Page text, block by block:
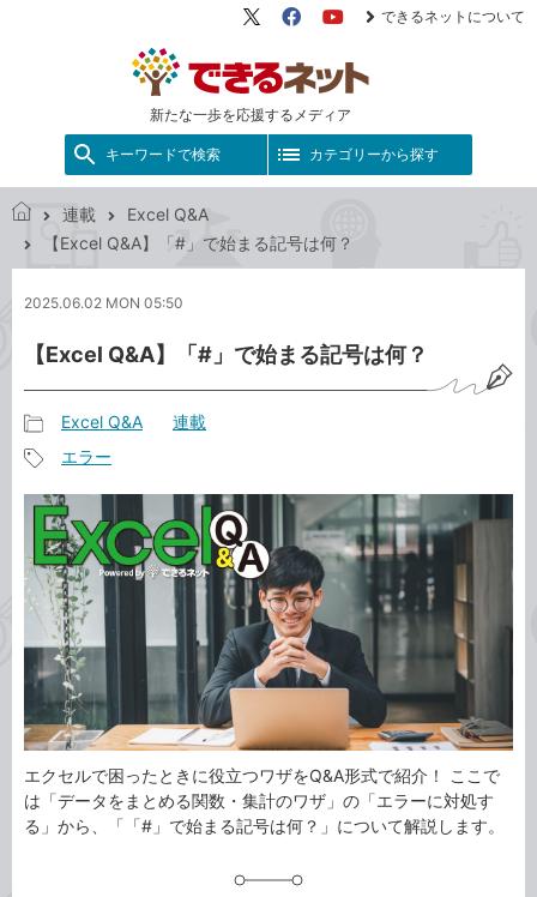
新たな一歩を応援するメディア
X（旧
FacebookYouTube
できるネットについて
キーワードで検索 カテゴリーから探す
ネ
ト
連載
Excel Q&A
【Excel Q&A】「#」で始まる記号は何？
2025.06.02 MON 05:50
【Excel Q&A】「#」で始まる記号は何？
事
カ
テ
ゴ
リ
Excel Q&A 連載
事
タ
グ
エラー
エクセルで困ったときに役立つワザをQ&A形式で紹介！ ここで
は「データをまとめる関数・集計のワザ」の「エラーに対処す
る」から、「「#」で始まる記号は何？」について解説します。